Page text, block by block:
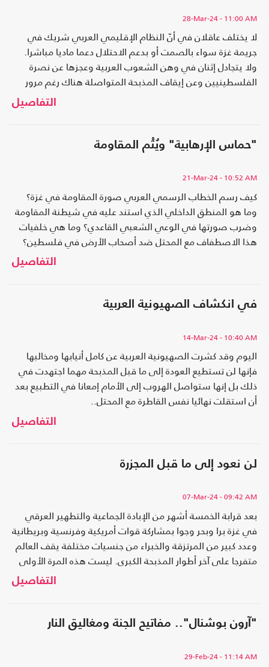
28-Mar-24- 11:00 AM
لا يختلف عاقلان في أنّ النظام الإقليمي العربي شريك في
جريمة غزة سواء بالصمت أو بدعم الاحتلال دعما ماديا مباشرا.
ولا يتجادل إثنان في وهن الشعوب العربية وعجزها عن نصرة
الفلسطينيين وعن إيقاف المذبحة المتواصلة هناك رغم مرور
التفاصيل
"حماس الإرهابية" ويُتْم المقاومة
21-Mar-24- 10:52 AM
كيف رسم الخطاب الرسمي العربي صورة المقاومة في غزة؟
وما هو المنطق الداخلي الذي استند عليه في شيطنة المقاومة
وضرب صورتها في الوعي الشعبي القاعدي؟ وما هي خلفيات
هذا الاصطفاف مع المحتل ضد أصحاب الأرض في فلسطين؟
التفاصيل
في انكشاف الصهيونية العربية
14-Mar-24- 10:40 AM
اليوم وقد كشرت الصهيونية العربية عن كامل أنيابها ومخالبها
فإنها لن تستطيع العودة إلى ما قبل المذبحة مهما اجتهدت في
ذلك بل إنها ستواصل الهروب إلى الأمام إمعانا في التطبيع بعد
أن استقلت نهائيا نفس القاطرة مع المحتل..
التفاصيل
لن نعود إلى ما قبل المجزرة
07-Mar-24- 09:42 AM
بعد قرابة الخمسة أشهر من الإبادة الجماعية والتطهير العرقي
في غزة برا وبحر وجوا بمشاركة قوات أمريكية وفرنسية وبريطانية
وعدد كبير من المرتزقة والخبراء من جنسيات مختلفة يقف العالم
متفرجا على آخر أطوار المذبحة الكبرى. ليست هذه المرة الأولى
التي ترتكب فيها المذابح والمجازر المفتوحة خاصة في حق العرب
التفاصيل
"آرون بوشنال".. مفاتيح الجنة ومغاليق النار
29-Feb-24- 11:14 AM